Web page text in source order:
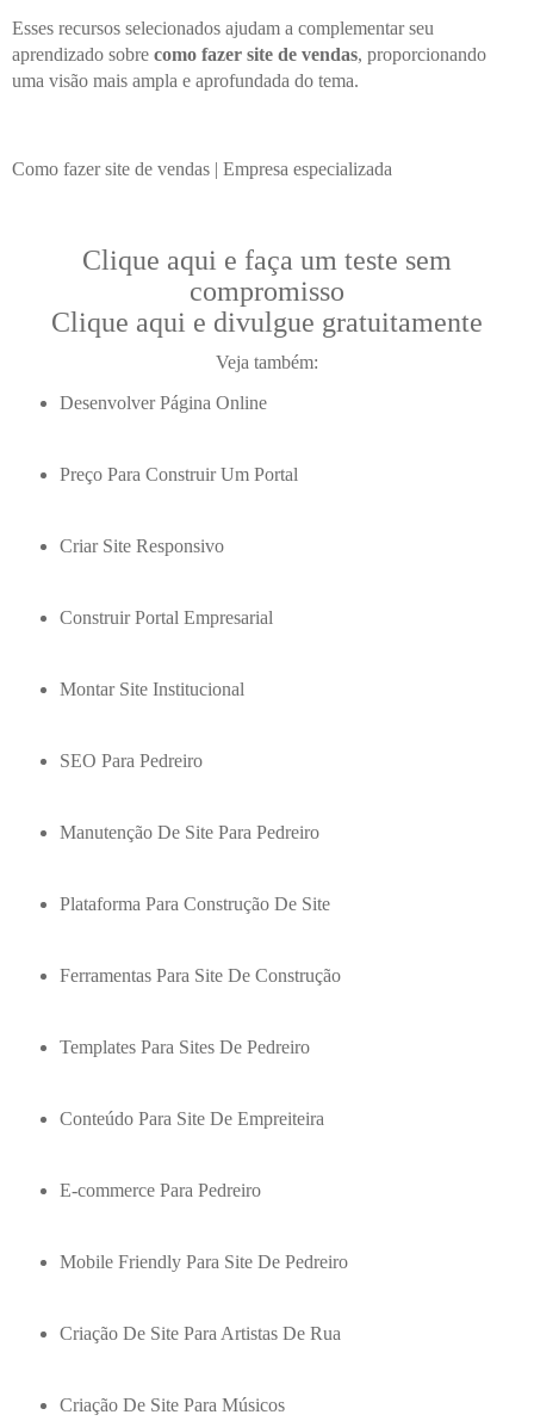
Esses recursos selecionados ajudam a complementar seu
aprendizado sobre como fazer site de vendas, proporcionando
uma visão mais ampla e aprofundada do tema.
Como fazer site de vendas | Empresa especializada
Clique aqui e faça um teste sem
compromisso
Clique aqui e divulgue gratuitamente
Veja também:
Desenvolver Página Online
Preço Para Construir Um Portal
Criar Site Responsivo
Construir Portal Empresarial
Montar Site Institucional
SEO Para Pedreiro
Manutenção De Site Para Pedreiro
Plataforma Para Construção De Site
Ferramentas Para Site De Construção
Templates Para Sites De Pedreiro
Conteúdo Para Site De Empreiteira
E-commerce Para Pedreiro
Mobile Friendly Para Site De Pedreiro
Criação De Site Para Artistas De Rua
Criação De Site Para Músicos